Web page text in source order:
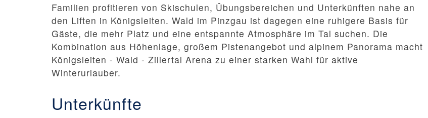
Familien profitieren von Skischulen, Übungsbereichen und Unterkünften nahe an
den Liften in Königsleiten. Wald im Pinzgau ist dagegen eine ruhigere Basis für
Gäste, die mehr Platz und eine entspannte Atmosphäre im Tal suchen. Die
Kombination aus Höhenlage, großem Pistenangebot und alpinem Panorama macht
Königsleiten - Wald - Zillertal Arena zu einer starken Wahl für aktive
Winterurlauber.
Unterkünfte